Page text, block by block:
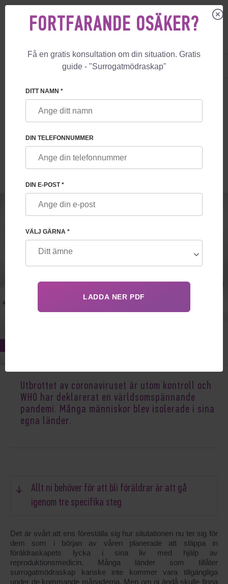
+1 844 892 78 00 UK
BLOGG GARANTI AVSEENDE DISTANSTJÄNSTER I
GARANTI AVSEENDE DISTANSTJÄNSTER I
SURROGATMÖDRASKAPSPROGRAM
Utbrottet av coronaviruset är utom kontroll och
WHO har deklarerat en världsomspännande
pandemi. Många människor blev isolerade i sina
egna länder.
Allt ni behöver för att bli föräldrar är att gå
igenom tre specifika steg
Det är svårt att ens föreställa sig hur situtationen nu ter sig för
dem som i början av våren planerade att släppa in
föräldraskapets lycka i sina liv med hjälp av
reproduktionsmedicin. Många länder som tillåter
surrogatmödraskap kanske inte kommer vara tillgängliga
under de kommande månaderna. Men om ni ändå skulle finna
FORTFARANDE OSÄKER?
Få en gratis konsultation om din situation. Gratis
guide - "Surrogatmödraskap"
DITT NAMN *
DIN TELEFONNUMMER
DIN E-POST *
VÄLJ GÄRNA *